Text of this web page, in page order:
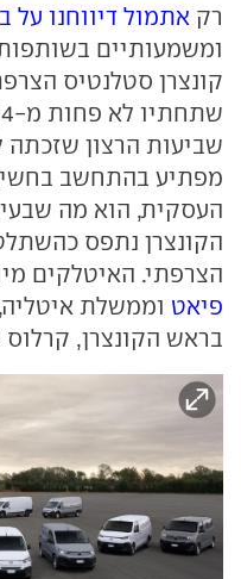
רק אתמול דיווחנו על
ומשמעותיים
קונצרן סטלנטיס
שביעות הרצון שזכתה
מפתיע בהתחשב
העסקית, הוא מה
הקונצרן נתפס
הצרפתי. האיטלקים
פיאט וממשלת
בראש הקונצרן,